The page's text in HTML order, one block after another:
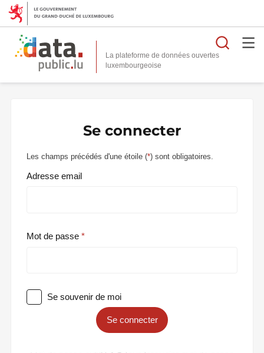
La plateforme de données ouvertes
Se connecter
Les champs précédés d'une étoile (*) sont obligatoires.
Adresse email
Mot de passe
Se souvenir de moi
Se connecter